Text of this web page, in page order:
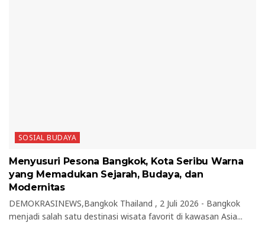
SOSIAL BUDAYA
Menyusuri Pesona Bangkok, Kota Seribu Warna
yang Memadukan Sejarah, Budaya, dan
Modernitas
DEMOKRASINEWS,Bangkok Thailand , 2 Juli 2026 - Bangkok
menjadi salah satu destinasi wisata favorit di kawasan Asia...